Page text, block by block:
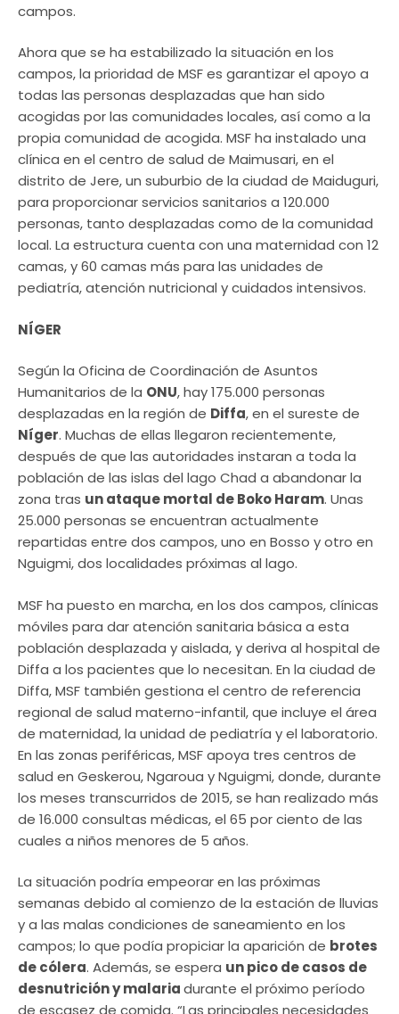
campos.
Ahora que se ha estabilizado la situación en los
campos, la prioridad de MSF es garantizar el apoyo a
todas las personas desplazadas que han sido
acogidas por las comunidades locales, así como a la
propia comunidad de acogida. MSF ha instalado una
clínica en el centro de salud de Maimusari, en el
distrito de Jere, un suburbio de la ciudad de Maiduguri,
para proporcionar servicios sanitarios a 120.000
personas, tanto desplazadas como de la comunidad
local. La estructura cuenta con una maternidad con 12
camas, y 60 camas más para las unidades de
pediatría, atención nutricional y cuidados intensivos.
NÍGER
Según la Oficina de Coordinación de Asuntos
Humanitarios de la ONU, hay 175.000 personas
desplazadas en la región de Diffa, en el sureste de
Níger. Muchas de ellas llegaron recientemente,
después de que las autoridades instaran a toda la
población de las islas del lago Chad a abandonar la
zona tras un ataque mortal de Boko Haram. Unas
25.000 personas se encuentran actualmente
repartidas entre dos campos, uno en Bosso y otro en
Nguigmi, dos localidades próximas al lago.
MSF ha puesto en marcha, en los dos campos, clínicas
móviles para dar atención sanitaria básica a esta
población desplazada y aislada, y deriva al hospital de
Diffa a los pacientes que lo necesitan. En la ciudad de
Diffa, MSF también gestiona el centro de referencia
regional de salud materno-infantil, que incluye el área
de maternidad, la unidad de pediatría y el laboratorio.
En las zonas periféricas, MSF apoya tres centros de
salud en Geskerou, Ngaroua y Nguigmi, donde, durante
los meses transcurridos de 2015, se han realizado más
de 16.000 consultas médicas, el 65 por ciento de las
cuales a niños menores de 5 años.
La situación podría empeorar en las próximas
semanas debido al comienzo de la estación de lluvias
y a las malas condiciones de saneamiento en los
campos; lo que podía propiciar la aparición de brotes
de cólera. Además, se espera un pico de casos de
desnutrición y malariadurante el próximo período